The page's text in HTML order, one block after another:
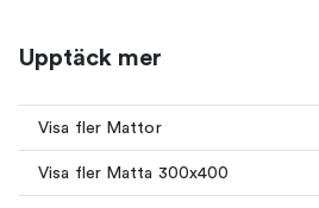
Upptäck mer
Visa fler Mattor
Visa fler Matta 300x400